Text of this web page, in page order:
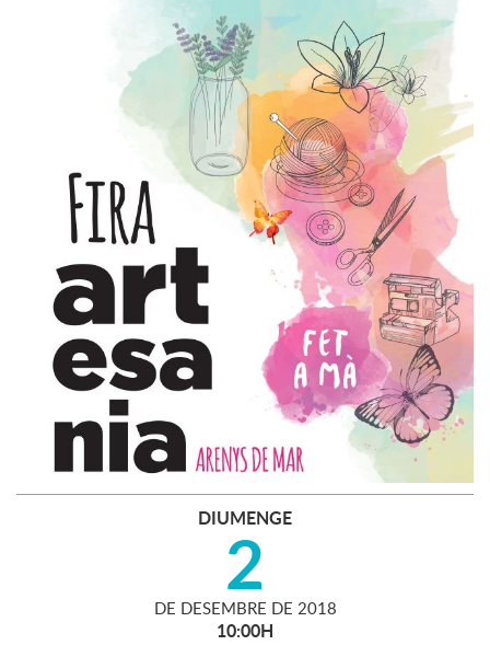
DIUMENGE
2
DE DESEMBRE DE 2018
10:00H